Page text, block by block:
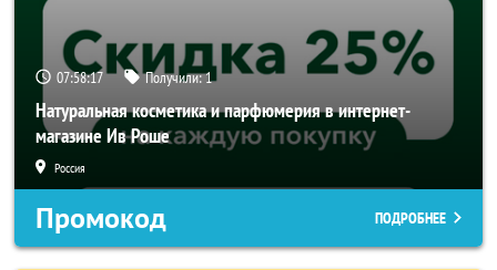
07:58:16 Получили:1
Натуральная косметика и парфюмерия в интернет-
магазине Ив Роше
Россия
Промокод ПОДРОБНЕЕ